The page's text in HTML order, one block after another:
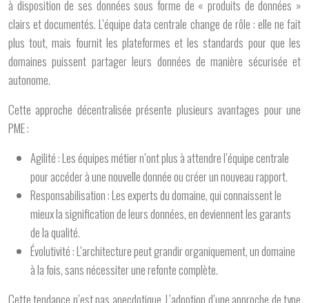
à disposition de ses données sous forme de « produits de données »
clairs et documentés. L’équipe data centrale change de rôle : elle ne fait
plus tout, mais fournit les plateformes et les standards pour que les
domaines puissent partager leurs données de manière sécurisée et
autonome.
Cette approche décentralisée présente plusieurs avantages pour une
PME :
Agilité :Les équipes métier n’ont plus à attendre l’équipe centrale
pour accéder à une nouvelle donnée ou créer un nouveau rapport.
Responsabilisation :Les experts du domaine, qui connaissent le
mieux la signification de leurs données, en deviennent les garants
de la qualité.
Évolutivité :L’architecture peut grandir organiquement, un domaine
à la fois, sans nécessiter une refonte complète.
Cette tendance n’est pas anecdotique. L’adoption d’une approche de type